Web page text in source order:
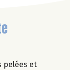
pelées et